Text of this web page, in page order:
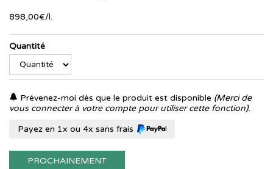
898,00€/l.
Quantité
Prévenez-moi dès que le produit est disponible (Merci de
vous connecter à votre compte pour utiliser cette fonction).
Payez en 1x ou 4x sans frais
PROCHAINEMENT